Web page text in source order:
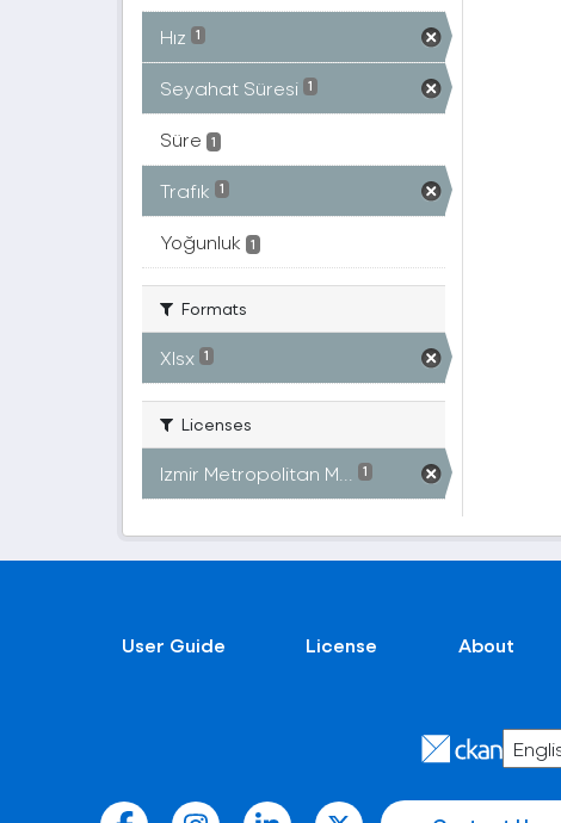
Hız 1
Seyahat Süresi 1
Süre 1
Trafık 1
Yoğunluk 1
Formats
Xlsx 1
Licenses
Izmir Metropolitan M... 1
User Guide License About